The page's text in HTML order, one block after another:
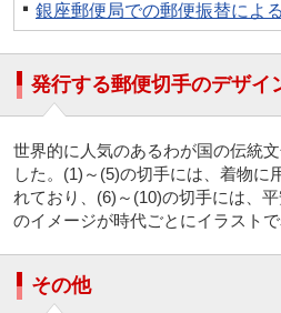
銀座郵便局での郵便振替によ
発行する郵便切手のデザイ
世界的に人気のあるわが国の伝統
した。(1)～(5)の切手には、着物に
れており、(6)～(10)の切手には、
のイメージが時代ごとにイラストで
その他